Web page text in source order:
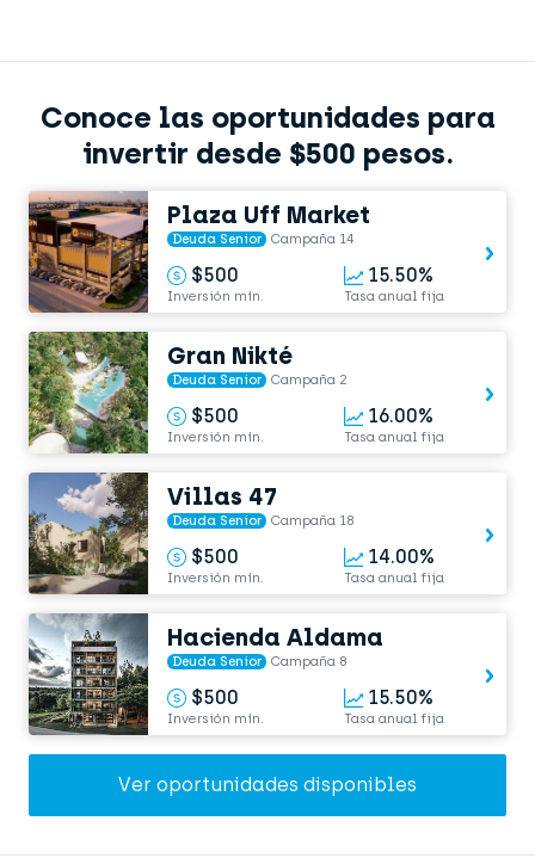
Conoce las oportunidades para
invertir desde $500 pesos.
Plaza Uff Market
Deuda Senior Campaña 14
$500
Inversión mín.
15.50%
Tasa anual fija
Gran Nikté
Deuda Senior Campaña 2
$500
Inversión mín.
16.00%
Tasa anual fija
Villas 47
Deuda Senior Campaña 18
$500
Inversión mín.
14.00%
Tasa anual fija
Hacienda Aldama
Deuda Senior Campaña 8
$500
Inversión mín.
15.50%
Tasa anual fija
Ver oportunidades disponibles